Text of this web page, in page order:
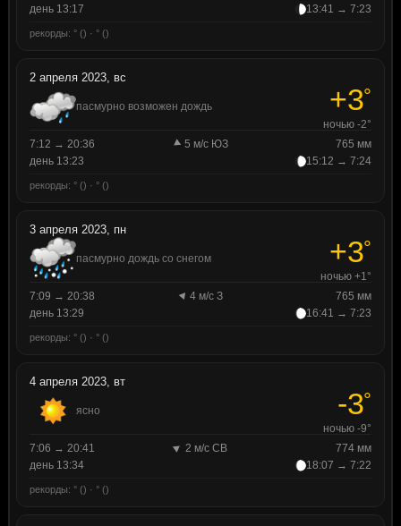
день 13:17
13:41 → 7:23
рекорды: ° () · ° ()
2 апреля 2023, вс
пасмурно возможен дождь +3°
ночью -2°
7:12 → 20:36
5 м/с ЮЗ
765 мм
день 13:23
15:12 → 7:24
рекорды: ° () · ° ()
3 апреля 2023, пн
пасмурно дождь со снегом +3°
ночью +1°
7:09 → 20:38
4 м/с З
765 мм
день 13:29
16:41 → 7:23
рекорды: ° () · ° ()
4 апреля 2023, вт
ясно -3°
ночью -9°
7:06 → 20:41
2 м/с СВ
774 мм
день 13:34
18:07 → 7:22
рекорды: ° () · ° ()